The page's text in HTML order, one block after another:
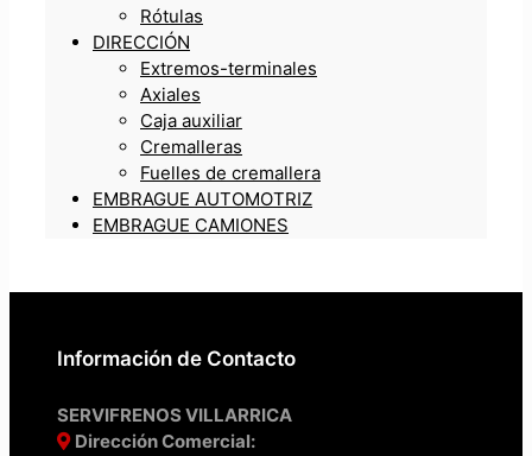
Rótulas
DIRECCIÓN
Extremos-terminales
Axiales
Caja auxiliar
Cremalleras
Fuelles de cremallera
EMBRAGUE AUTOMOTRIZ
EMBRAGUE CAMIONES
Información de Contacto
SERVIFRENOS VILLARRICA
Dirección Comercial: